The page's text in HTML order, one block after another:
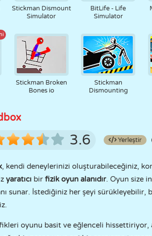
Stickman Dismount
Simulator
BitLife - Life
Simulator
Stickman Broken
Bones io
Stickman
Dismounting
3.6 Yerleştir
, kendi deneylerinizi oluşturabileceğiniz,
yaratıcı bir fizik oyun alanıdır. Oyun size
sunar. İstediğiniz her şeyi
oyunu basit ve eğlenceli